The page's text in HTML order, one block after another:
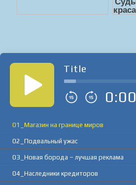
Title
0:00
01_Магазин на границе миров
02_Подвальный ужас
03_Новая борода – лучшая реклама
04_Наследники кредиторов